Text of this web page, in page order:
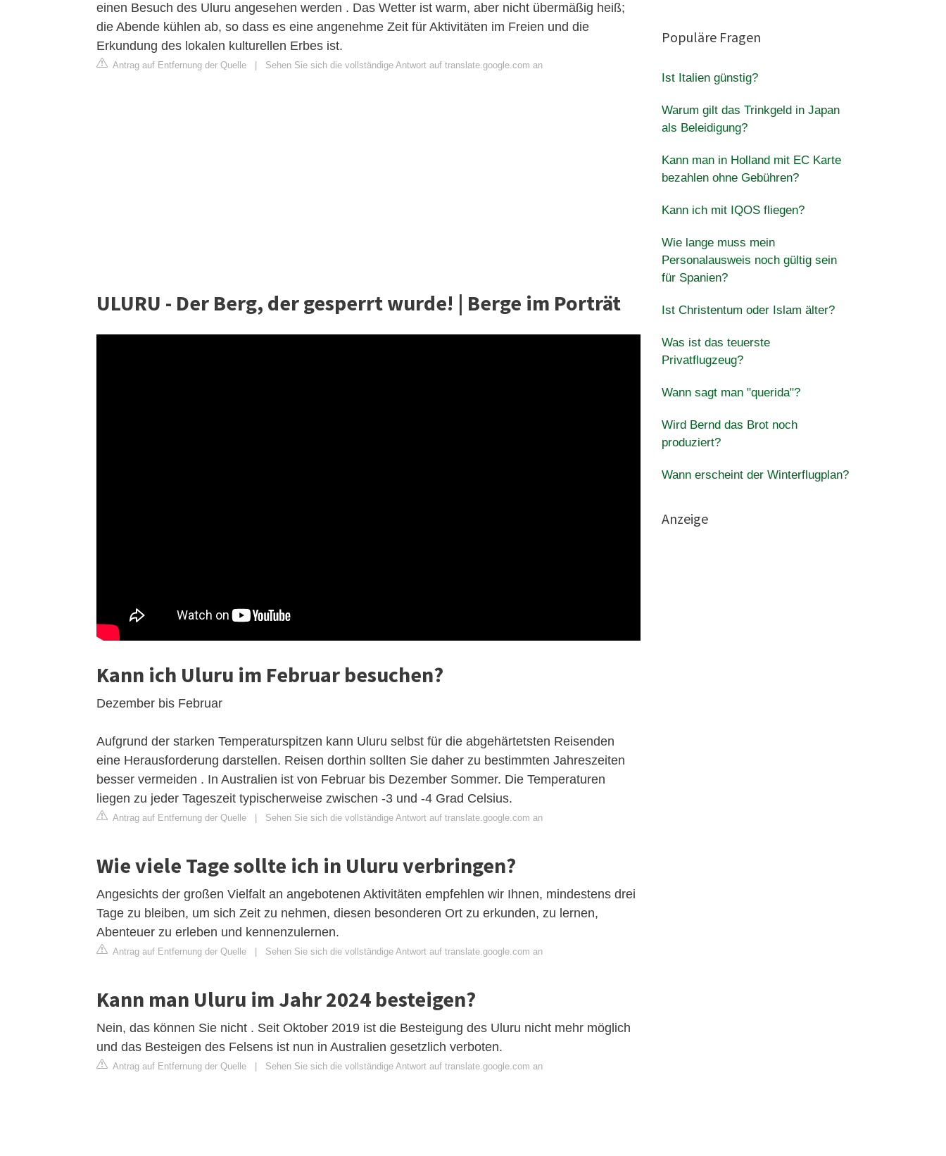
einen Besuch des Uluru angesehen werden . Das Wetter ist warm, aber nicht übermäßig heiß;
die Abende kühlen ab, so dass es eine angenehme Zeit für Aktivitäten im Freien und die
Erkundung des lokalen kulturellen Erbes ist.
Antrag auf Entfernung der Quelle Sehen Sie sich die vollständige Antwort auf translate.google.com an
ULURU - Der Berg, der gesperrt wurde! | Berge im Porträt
Kann ich Uluru im Februar besuchen?
Dezember bis Februar
Aufgrund der starken Temperaturspitzen kann Uluru selbst für die abgehärtetsten Reisenden
eine Herausforderung darstellen. Reisen dorthin sollten Sie daher zu bestimmten Jahreszeiten
besser vermeiden . In Australien ist von Februar bis Dezember Sommer. Die Temperaturen
liegen zu jeder Tageszeit typischerweise zwischen -3 und -4 Grad Celsius.
Antrag auf Entfernung der Quelle | Sehen Sie sich die vollständige Antwort auf translate.google.com an
Wie viele Tage sollte ich in Uluru verbringen?
Angesichts der großen Vielfalt an angebotenen Aktivitäten empfehlen wir Ihnen, mindestens drei
Tage zu bleiben, um sich Zeit zu nehmen, diesen besonderen Ort zu erkunden, zu lernen,
Abenteuer zu erleben und kennenzulernen.
Antrag auf Entfernung der Quelle | Sehen Sie sich die vollständige Antwort auf translate.google.com an
Kann man Uluru im Jahr 2024 besteigen?
Nein, das können Sie nicht . Seit Oktober 2019 ist die Besteigung des Uluru nicht mehr möglich
und das Besteigen des Felsens ist nun in Australien gesetzlich verboten.
Antrag auf Entfernung der Quelle | Sehen Sie sich die vollständige Antwort auf translate.google.com an
Populäre Fragen
Ist Italien günstig?
Warum gilt das Trinkgeld in Japan
als Beleidigung?
Kann man in Holland mit EC Karte
bezahlen ohne Gebühren?
Kann ich mit IQOS fliegen?
Wie lange muss mein
Personalausweis noch gültig sein
für Spanien?
Ist Christentum oder Islam älter?
Was ist das teuerste
Privatflugzeug?
Wann sagt man "querida"?
Wird Bernd das Brot noch
produziert?
Wann erscheint der Winterflugplan?
Anzeige